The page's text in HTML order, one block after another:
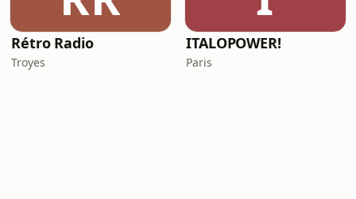
Rétro Radio
Troyes
ITALOPOWER!
Paris